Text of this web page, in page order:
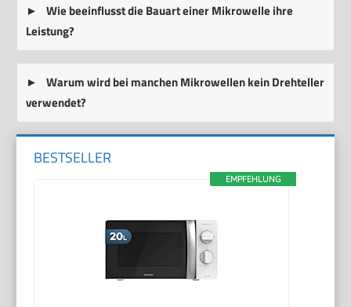
Wie beeinflusst die Bauart einer Mikrowelle ihre
Leistung?
Warum wird bei manchen Mikrowellen kein Drehteller
verwendet?
BESTSELLER
EMPFEHLUNG